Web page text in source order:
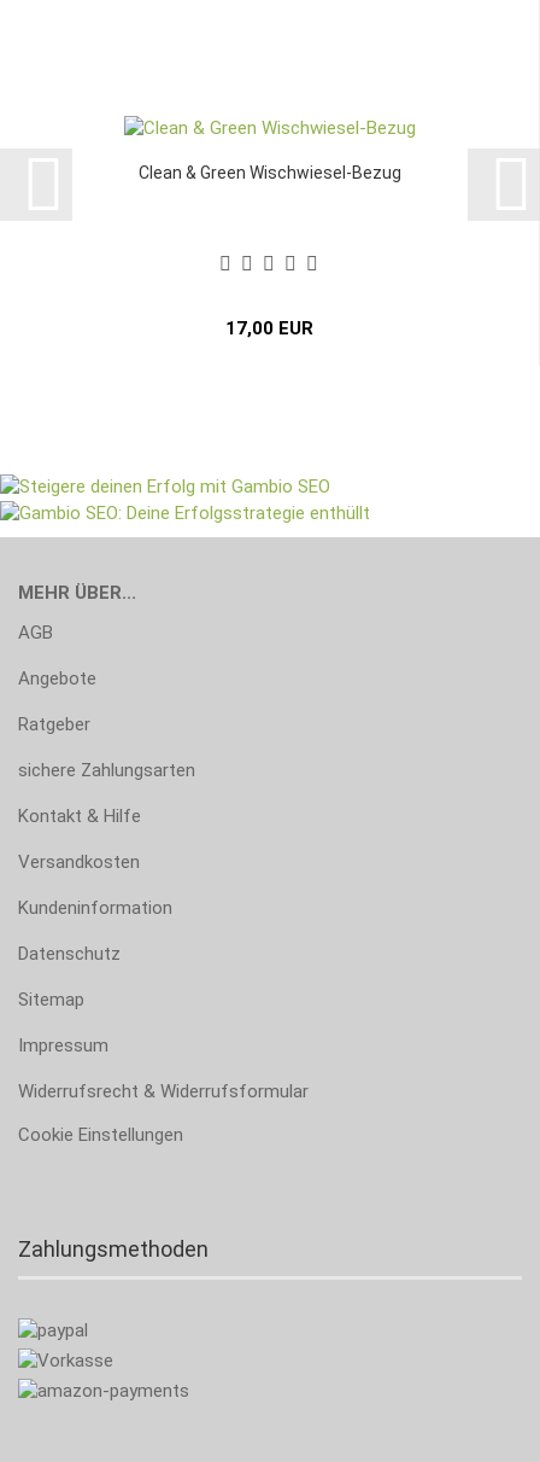
Clean & Green Wischwiesel-Bezug
17,00 EUR
MEHR ÜBER...
AGB
Angebote
Ratgeber
sichere Zahlungsarten
Kontakt & Hilfe
Versandkosten
Kundeninformation
Datenschutz
Sitemap
Impressum
Widerrufsrecht & Widerrufsformular
Cookie Einstellungen
Zahlungsmethoden